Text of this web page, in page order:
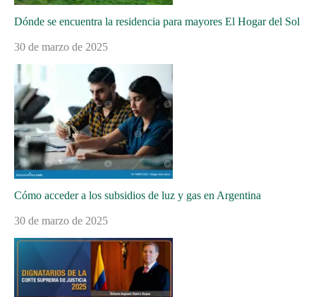
Dónde se encuentra la residencia para mayores El Hogar del Sol
30 de marzo de 2025
Cómo acceder a los subsidios de luz y gas en Argentina
30 de marzo de 2025